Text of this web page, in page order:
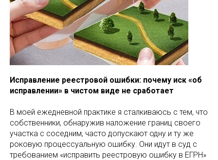
Исправление реестровой ошибки: почему иск «об
исправлении» в чистом виде не сработает
В моей ежедневной практике я сталкиваюсь с тем, что
собственники, обнаружив наложение границ своего
участка с соседним, часто допускают одну и ту же
роковую процессуальную ошибку. Они идут в суд с
требованием «исправить реестровую ошибку в ЕГРН»